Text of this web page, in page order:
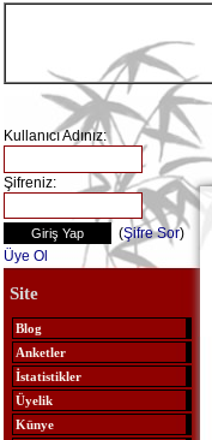
Kullanıcı Adınız:
Şifreniz:
(Şifre Sor)
Üye Ol
Site
Blog
Anketler
İstatistikler
Üyelik
Künye